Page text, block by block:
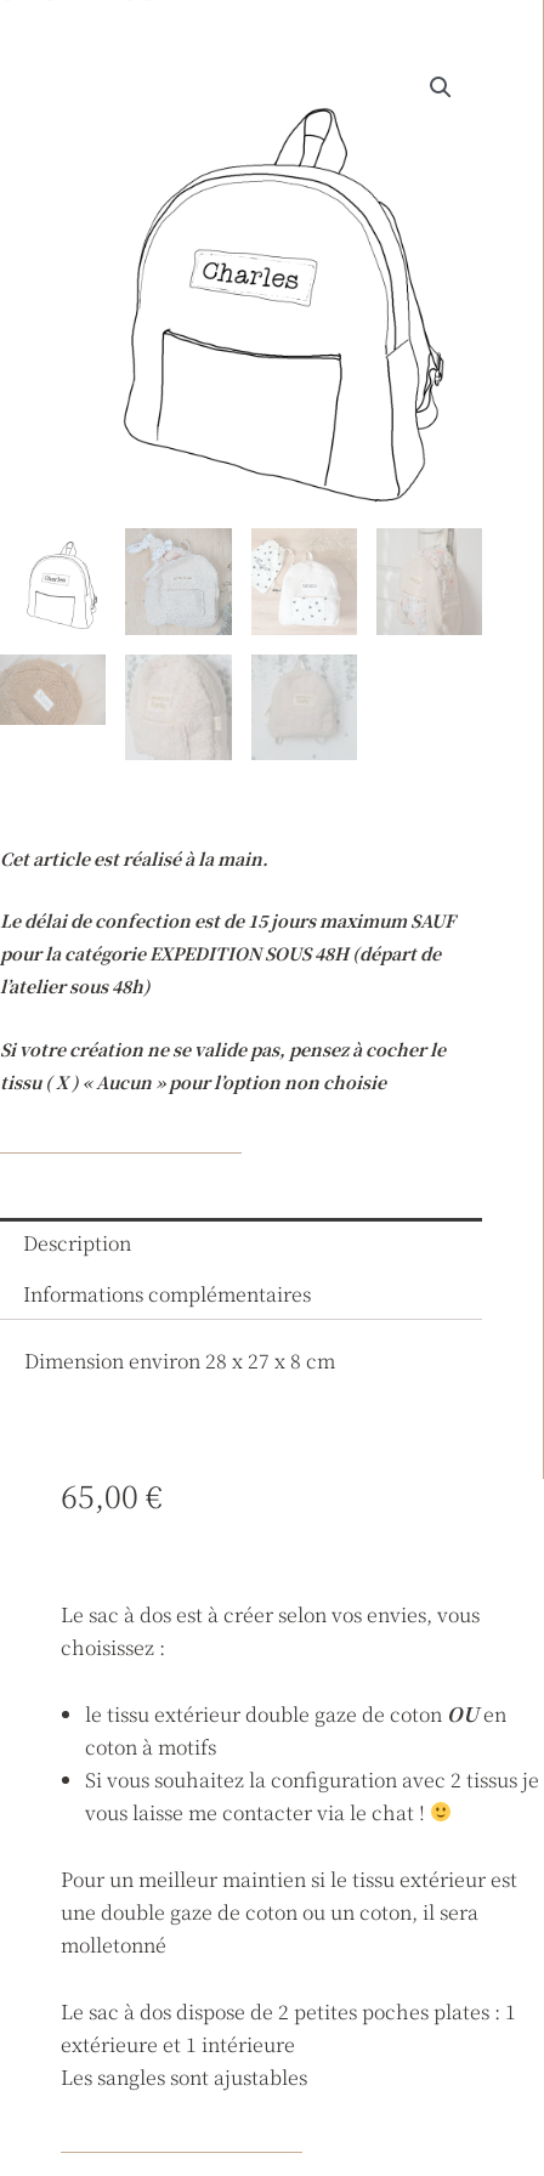
Cet article est réalisé à la main.
Le délai de confection est de 15 jours maximum SAUF
pour la catégorie EXPEDITION SOUS 48H (départ de
l’atelier sous 48h)
Si votre création ne se valide pas, pensez à cocher le
tissu ( X ) « Aucun » pour l’option non choisie
Description
Informations complémentaires
Dimension environ 28 x 27 x 8 cm
65,00€
Le sac à dos est à créer selon vos envies, vous
choisissez :
le tissu extérieur double gaze de coton OUen
coton à motifs
Si vous souhaitez la configuration avec 2 tissus je
vous laisse me contacter via le chat !
Pour un meilleur maintien si le tissu extérieur est
une double gaze de coton ou un coton, il sera
molletonné
Le sac à dos dispose de 2 petites poches plates : 1
extérieure et 1 intérieure
Les sangles sont ajustables